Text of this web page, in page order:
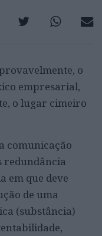
o
empresarial,
o lugar cimeiro
comunicação
redundância
em que deve
de uma
(substância)